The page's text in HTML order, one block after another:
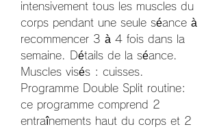
intensivement tous les muscles du
corps pendant une seule séance à
recommencer 3 à 4 fois dans la
semaine. Détails de la séance.
Muscles visés : cuisses.
Programme Double Split routine:
ce programme comprend 2
entraînements haut du corps et 2